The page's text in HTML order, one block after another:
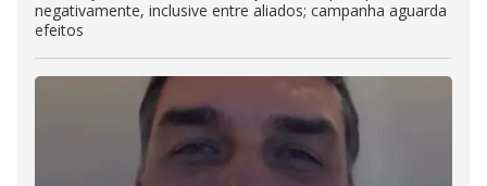
negativamente, inclusive entre aliados; campanha aguarda
efeitos